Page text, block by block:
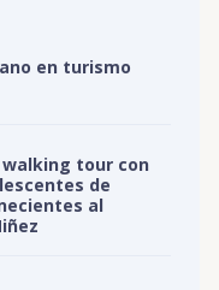
en turismo
walking tour con
de
al